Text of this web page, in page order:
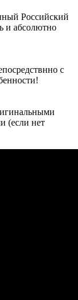
Российский
и абсолютно
с
(если нет